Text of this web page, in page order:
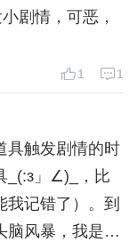
剧情，可恶，
1
1
具触发剧情的时
_(:з」∠)_，比
记错了）。到
脑风暴，我是拿